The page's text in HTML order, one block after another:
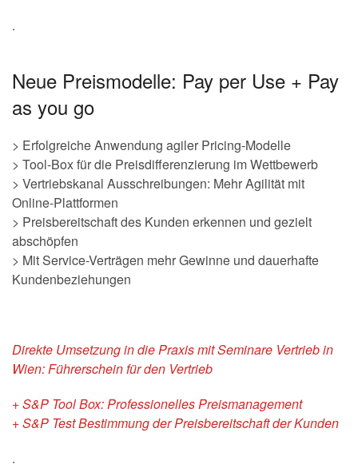
.
Neue Preismodelle: Pay per Use + Pay
as you go
> Erfolgreiche Anwendung agiler Pricing-Modelle
> Tool-Box für die Preisdifferenzierung im Wettbewerb
> Vertriebskanal Ausschreibungen: Mehr Agilität mit
Online-Plattformen
> Preisbereitschaft des Kunden erkennen und gezielt
abschöpfen
> Mit Service-Verträgen mehr Gewinne und dauerhafte
Kundenbeziehungen
Direkte Umsetzung in die Praxis mit Seminare Vertrieb in
Wien: Führerschein für den Vertrieb
+ S&P Tool Box: Professionelles Preismanagement
+ S&P Test Bestimmung der Preisbereitschaft der Kunden
.